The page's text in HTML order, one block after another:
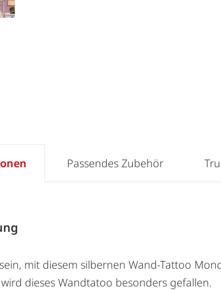
mit diesem silbernen Wand-Tattoo
dieses Wandtatoo besonders gefallen.
Passendes Zubehör